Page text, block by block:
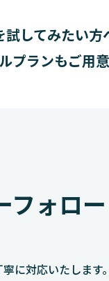
試してみたい方
プランもご用
フォロー
に対応いたします